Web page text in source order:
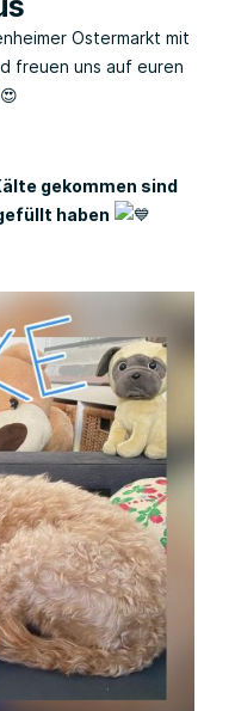
Ostermarkt mit
freuen uns auf euren
gekommen sind
haben